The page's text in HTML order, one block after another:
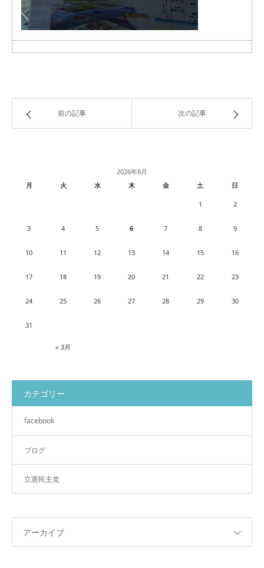
前の記事 次の記事
2026年8月
月
火 水 木 金 土 日
« 3月
1 2
3 4 5 6 7 8 9
10 11 12 13 14 15 16
17 18 19 20 21 22 23
24 25 26 27 28 29 30
31
カテゴリー
facebook
ブログ
立憲民主党
アーカイブ